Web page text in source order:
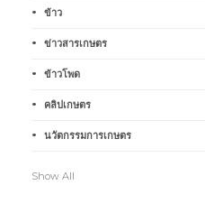
ข้าว
ข่าวสารเกษตร
ข้าวโพด
คลิปเกษตร
นวัตกรรมการเกษตร
Show All